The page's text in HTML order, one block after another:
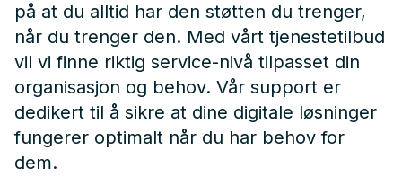
på at du alltid har den støtten du trenger,
når du trenger den. Med vårt tjenestetilbud
vil vi finne riktig service-nivå tilpasset din
organisasjon og behov. Vår support er
dedikert til å sikre at dine digitale løsninger
fungerer optimalt når du har behov for
dem.